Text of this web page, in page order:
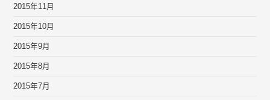
2015年11月
2015年10月
2015年9月
2015年8月
2015年7月